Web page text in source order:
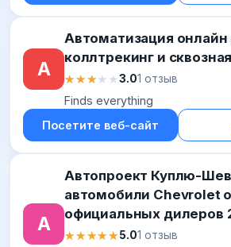
А
Автоматизация
коллтрекинг и
★★★★★
★★★★★3.01 отзыв
Finds everything
Посетите веб-сайт
А
Автопроект Куплю-
автомобили Chevrolet
официальных дилеров
★★★★★
★★★★★5.01 отзыв